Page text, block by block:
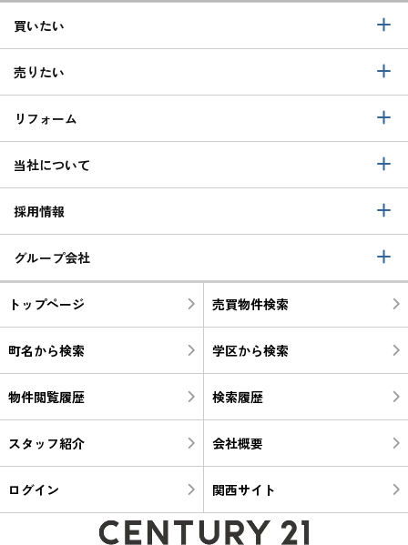
買いたい
売りたい
リフォーム
当社について
採用情報
グループ会社
トップページ 売買物件検索
町名から検索 学区から検索
物件閲覧履歴 検索履歴
スタッフ紹介 会社概要
ログイン 関西サイト